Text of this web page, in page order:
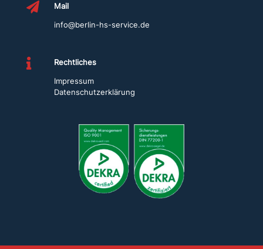
i
t
a

Mail
info@berlin-hs-service.de

Rechtliches
Impressum
Datenschutzerklärung